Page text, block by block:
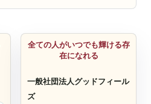
全ての人がいつでも輝ける存
在になれる
一般社団法人グッドフィール
ズ